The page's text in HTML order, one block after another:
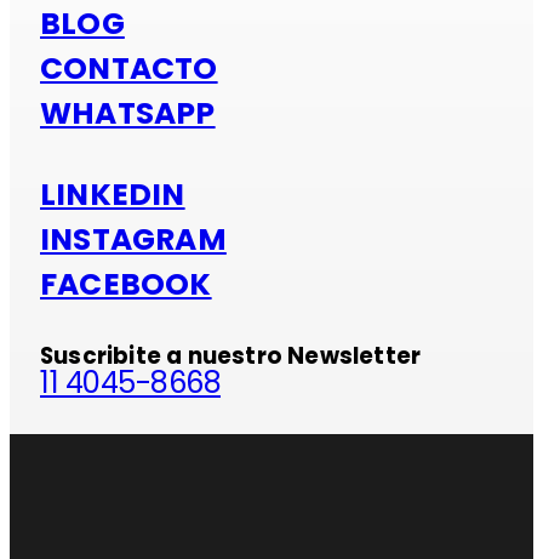
BLOG
CONTACTO
WHATSAPP
LINKEDIN
INSTAGRAM
FACEBOOK
Suscribite a nuestro Newsletter
11 4045-8668